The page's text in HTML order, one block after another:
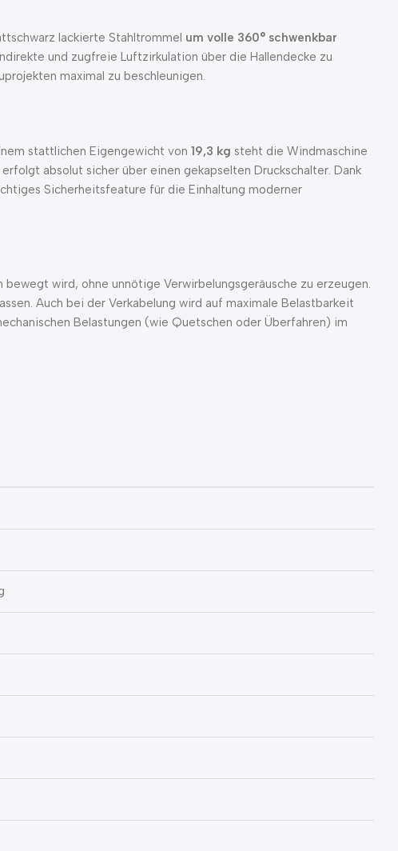
lackierte Stahltrommel um volle 360° schwenkbar
und zugfreie Luftzirkulation über die Hallendecke zu
maximal zu beschleunigen.
stattlichen Eigengewicht von 19,3 kg steht die Windmaschine
erfolgt absolut sicher über einen gekapselten Druckschalter. Dank
Sicherheitsfeature für die Einhaltung moderner
wird, ohne unnötige Verwirbelungsgeräusche zu erzeugen.
Auch bei der Verkabelung wird auf maximale Belastbarkeit
Belastungen (wie Quetschen oder Überfahren) im